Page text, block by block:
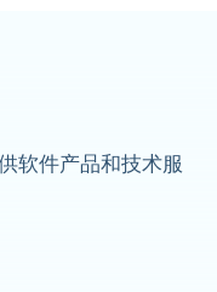
软件产品和技术服